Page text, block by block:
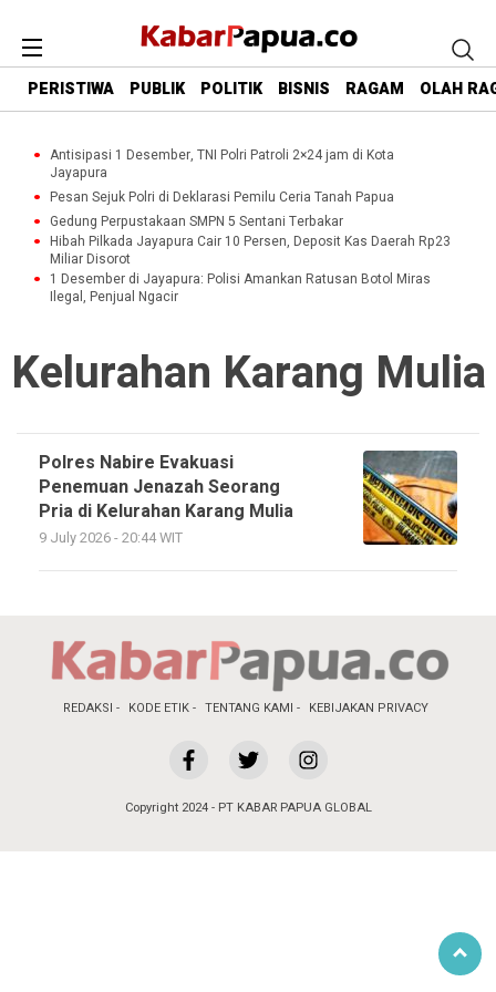
PERISTIWA PUBLIK POLITIK BISNIS RAGAM OLAH
Antisipasi 1 Desember, TNI Polri Patroli 2×24 jam di Kota
Jayapura
Pesan Sejuk Polri di Deklarasi Pemilu Ceria Tanah Papua
Gedung Perpustakaan SMPN 5 Sentani Terbakar
Hibah Pilkada Jayapura Cair 10 Persen, Deposit Kas Daerah Rp23
Miliar Disorot
1 Desember di Jayapura: Polisi Amankan Ratusan Botol Miras
Ilegal, Penjual Ngacir
Kelurahan Karang Mulia
Polres Nabire Evakuasi
Penemuan Jenazah Seorang
Pria di Kelurahan Karang Mulia
9 July 2026 - 20:44 WIT
REDAKSI KODE ETIK TENTANG KAMI KEBIJAKAN PRIVACY
Copyright 2024 - PT KABAR PAPUA GLOBAL